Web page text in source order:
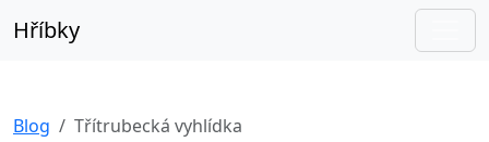
Hříbky
Blog Třítrubecká vyhlídka